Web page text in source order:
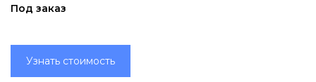
Под заказ
Узнать стоимость